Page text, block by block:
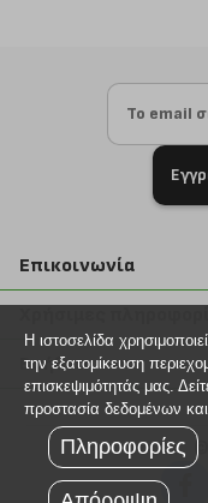
Επικοινωνία
211 2000 700
info@plus4u.gr
Η εταιρία
Σημεία παραλαβής
Ευκαιρίες καριέρας
Όροι χρήσης
Sitemap
Βοήθεια
Εξέλιξη
Τρόποι παραγγελίας
Τρόποι πληρωμής
Η ιστοσελίδα
την εξατομίκευση
επισκεψιμότητάς μας.
προστασία δεδομένων
Πληροφορίες